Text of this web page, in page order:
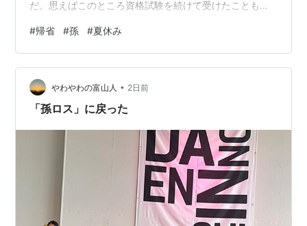
だ。思えばこのところ資格試験を続けて受けたこともあ
強ではなかったので、毎日何時間も机に向かっていたわ
けではないが、それでもしばらくフランス語ばかりしな
くても良いと思うと、気持ちが解き放たれたようだっ
た。フランスだって7月14日のパリ祭から９月の声を聞く
まではヴァカンス気分ではないか。もちろん完全にフラ
#帰省 #孫 #夏休み
やわやわの富山人 • 2日前
「孫ロス」に戻った